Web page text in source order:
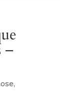
–
,